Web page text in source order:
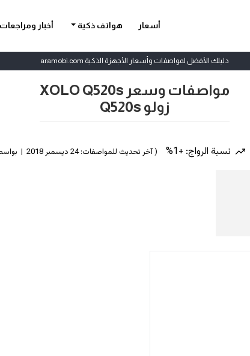
أسعار هواتف ذكية أخبار
دليلك الأفضل لمواصفات وأسعار الأجهزة الذكية aramobi.com
مواصفات وسعر XOLO Q520s
زولو Q520s
نسبة الرواج: +1% ( آخر تحديث للمواصفات: 24 ديسمبر 2018 | بواسطة